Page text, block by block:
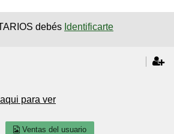
debés Identificarte
para ver
Ventas del usuario